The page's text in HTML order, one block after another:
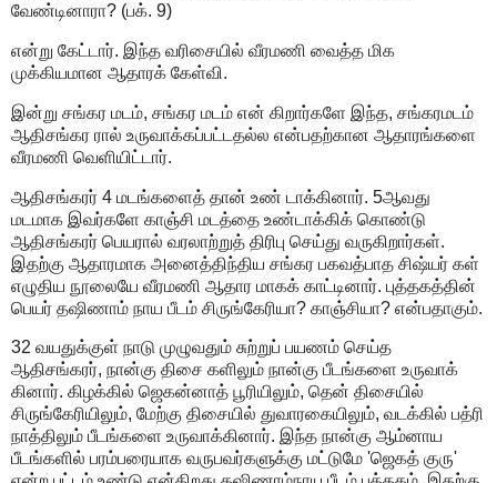
வேண்டினாரா? (பக். 9)
என்று கேட்டார். இந்த வரிசையில் வீரமணி வைத்த மிக
முக்கியமான ஆதாரக் கேள்வி.
இன்று சங்கர மடம், சங்கர மடம் என் கிறார்களே இந்த, சங்கரமடம்
ஆதிசங்கர ரால் உருவாக்கப்பட்டதல்ல என்பதற்கான ஆதாரங்களை
வீரமணி வெளியிட்டார்.
ஆதிசங்கரர் 4 மடங்களைத் தான் உண் டாக்கினார். 5ஆவது
மடமாக இவர்களே காஞ்சி மடத்தை உண்டாக்கிக் கொண்டு
ஆதிசங்கரர் பெயரால் வரலாற்றுத் திரிபு செய்து வருகிறார்கள்.
இதற்கு ஆதாரமாக அனைத்திந்திய சங்கர பகவத்பாத சிஷ்யர் கள்
எழுதிய நூலையே வீரமணி ஆதார மாகக் காட்டினார். புத்தகத்தின்
பெயர் தஷிணாம் நாய பீடம் சிருங்கேரியா? காஞ்சியா? என்பதாகும்.
32 வயதுக்குள் நாடு முழுவதும் சுற்றுப் பயணம் செய்த
ஆதிசங்கரர், நான்கு திசை களிலும் நான்கு பீடங்களை உருவாக்
கினார். கிழக்கில் ஜெகன்னாத் பூரியிலும், தென் திசையில்
சிருங்கேரியிலும், மேற்கு திசையில் துவாரகையிலும், வடக்கில் பத்ரி
நாத்திலும் பீடங்களை உருவாக்கினார். இந்த நான்கு ஆம்னாய
பீடங்களில் பரம்பரையாக வருபவர்களுக்கு மட்டுமே 'ஜெகத் குரு'